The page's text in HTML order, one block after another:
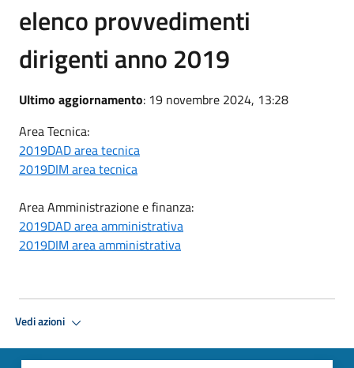
elenco provvedimenti
dirigenti anno 2019
Ultimo aggiornamento: 19 novembre 2024, 13:28
Area Tecnica:
2019DAD area tecnica
2019DIM area tecnica
Area Amministrazione e finanza:
2019DAD area amministrativa
2019DIM area amministrativa
Vedi azioni